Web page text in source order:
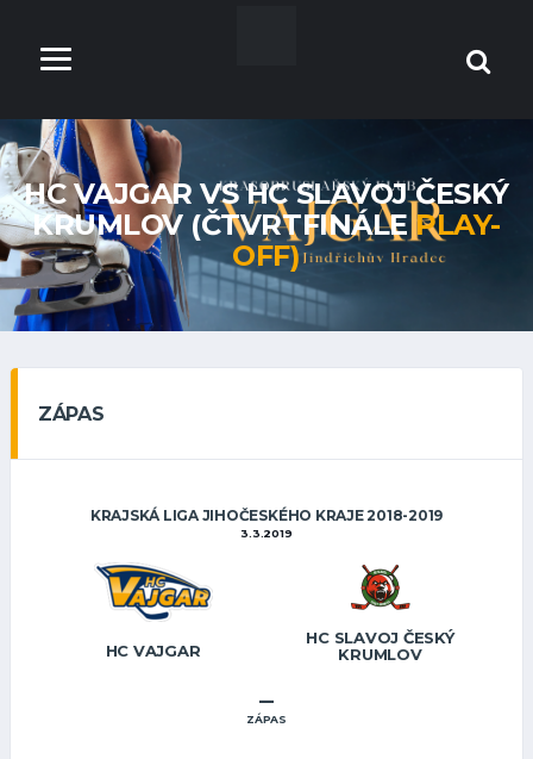
HC VAJGAR VS HC SLAVOJ ČESKÝ
KRUMLOV (ČTVRTFINÁLE PLAY-
OFF)
ZÁPAS
KRAJSKÁ LIGA JIHOČESKÉHO KRAJE 2018-2019
3.3.2019
HC VAJGAR
HC SLAVOJ ČESKÝ
KRUMLOV
–
ZÁPAS